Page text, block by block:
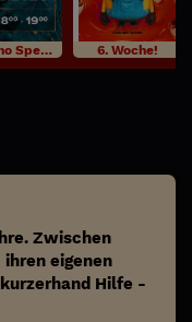
Lux Kino Specials 6. Woche!
Zwischen
eigenen
Hilfe -